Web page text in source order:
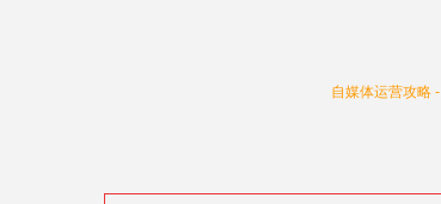
自媒体运营攻略 -